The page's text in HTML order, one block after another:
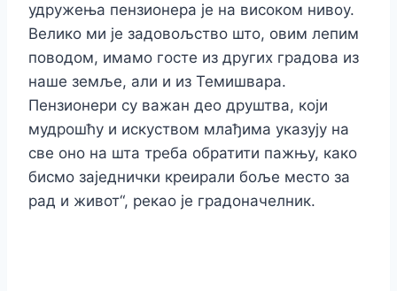
удружења пензионера је на високом нивоу.
Велико ми је задовољство што, овим лепим
поводом, имамо госте из других градова из
наше земље, али и из Темишвара.
Пензионери су важан део друштва, који
мудрошћу и искуством млађима указују на
све оно на шта треба обратити пажњу, како
бисмо заједнички креирали боље место за
рад и живот“, рекао је градоначелник.